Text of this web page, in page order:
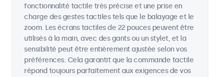
fonctionnalité tactile très précise et une prise en
charge des gestes tactiles tels que le balayage et le
zoom. Les écrans tactiles de 22 pouces peuvent être
utilisés à la main, avec des gants ou un stylet, et la
sensibilité peut être entièrement ajustée selon vos
préférences. Cela garantit que la commande tactile
répond toujours parfaitement aux exigences de vos